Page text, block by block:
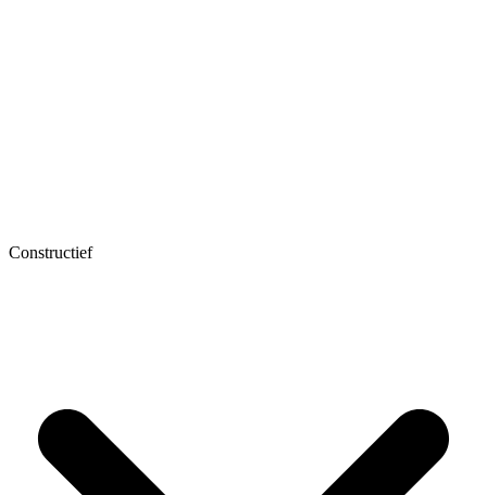
Constructief